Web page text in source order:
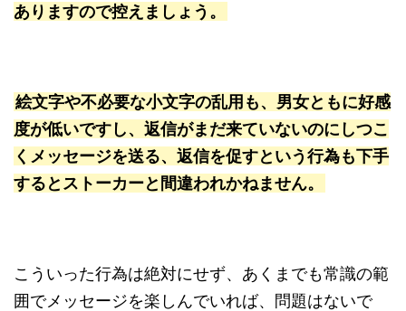
ありますので控えましょう。
絵文字や不必要な小文字の乱用も、男女ともに好感
度が低いですし、返信がまだ来ていないのにしつこ
くメッセージを送る、返信を促すという行為も下手
するとストーカーと間違われかねません。
こういった行為は絶対にせず、あくまでも常識の範
囲でメッセージを楽しんでいれば、問題はないで